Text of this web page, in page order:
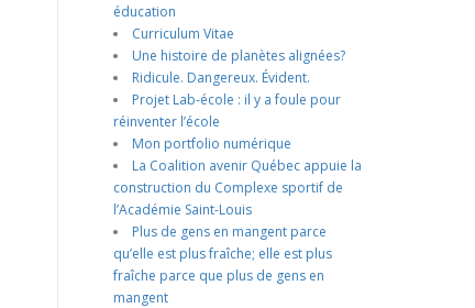
éducation
Curriculum Vitae
Une histoire de planètes alignées?
Ridicule. Dangereux. Évident.
Projet Lab-école : il y a foule pour
réinventer l’école
Mon portfolio numérique
La Coalition avenir Québec appuie la
construction du Complexe sportif de
l’Académie Saint-Louis
Plus de gens en mangent parce
qu’elle est plus fraîche; elle est plus
fraîche parce que plus de gens en
mangent